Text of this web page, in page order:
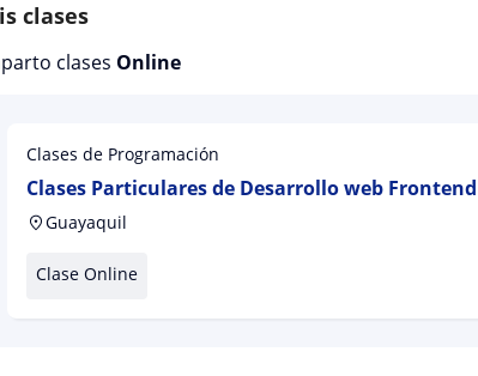
clases
clases Online
Clases de Programación
Clases Particulares de Desarrollo web
Guayaquil
Clase Online